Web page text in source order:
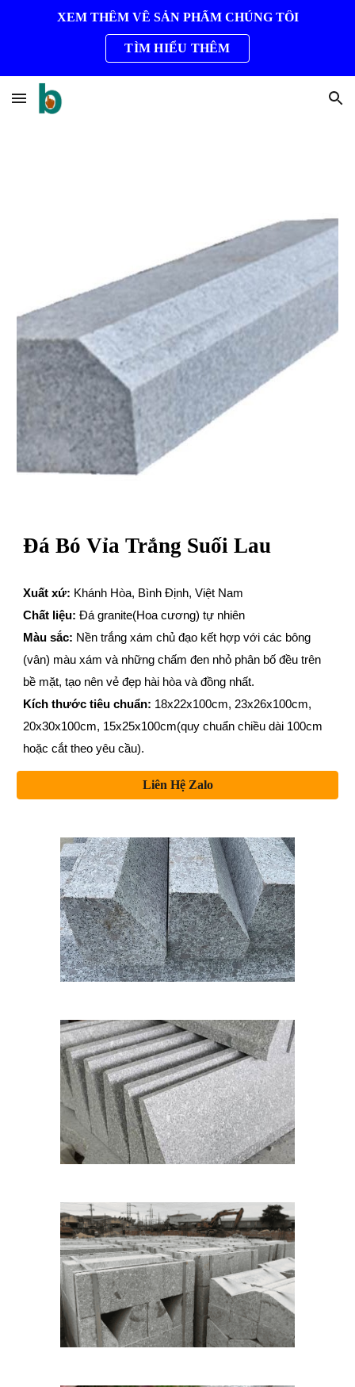
XEM THÊM VỀ SẢN PHẨM CHÚNG TÔI
TÌM HIỂU THÊM
Đá Bó VỉaTrắng Suối Lau
Xuất xứ: Khánh Hòa, Bình Định, Việt Nam
Chất liệu: Đá granite(Hoa cương) tự nhiên
Màu sắc: Nền trắng xám chủ đạo kết hợp với các bông
(vân) màu xám và những chấm đen nhỏ phân bố đều trên
bề mặt, tạo nên vẻ đẹp hài hòa và đồng nhất.
Kích thước tiêu chuẩn: 18x22x100cm, 23x26x100cm,
20x30x100cm, 15x25x100cm(quy chuẩn chiều dài 100cm
hoặc cắt theo yêu cầu).
Liên Hệ Zalo